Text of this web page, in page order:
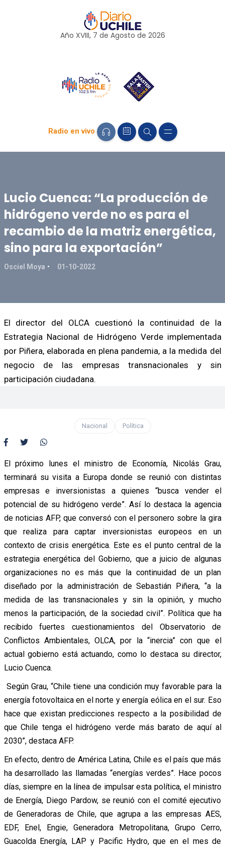
Año XVIII, 7 de Agosto de 2026
Radio en vivo
Lucio Cuenca: “La producción de
hidrógeno verde no es para el
recambio de la matriz energética,
sino para la exportación”
Osciel Moya 01-10-2022
El director del OLCA cuestionó la continuidad de la
Estrategia Nacional de Hidrógeno Verde implementada
por Piñera, elaborada en plena pandemia, a la medida del
negocio de las empresas transnacionales y sin
participación ciudadana.
Nacional Política
El próximo lunes el ministro de Economía, Nicolás Grau,
terminará su visita a Europa donde se reunió con distintas
empresas e inversionistas a quienes “busca vender el
potencial de su hidrógeno verde”. Así lo destaca la agencia
de noticias AFP, que conversó con el personero sobre la gira
que realiza para captar inversionistas europeos en un
contexto de crisis energética. Este es el punto central de la
estrategia energética del Gobierno, que a juicio de algunas
organizaciones no es más que la continuidad de un plan
diseñado por la administración de Sebastián Piñera, “a la
medida de las transnacionales y sin la opinión, y mucho
menos la participación, de la sociedad civil”. Política que ha
recibido fuertes cuestionamientos del Observatorio de
Conflictos Ambientales, OLCA, por la “inercia” con que el
actual gobierno está actuando, como lo destaca su director,
Lucio Cuenca.
Según Grau, “Chile tiene una condición muy favorable para la
energía fotovoltaica en el norte y energía eólica en el sur. Eso
hace que existan predicciones respecto a la posibilidad de
que Chile tenga el hidrógeno verde más barato de aquí al
2030”, destaca AFP.
En efecto, dentro de América Latina, Chile es el país que más
ha desarrollado las llamadas “energías verdes”. Hace pocos
días, siempre en la línea de impulsar esta política, el ministro
de Energía, Diego Pardow, se reunió con el comité ejecutivo
de Generadoras de Chile, que agrupa a las empresas AES,
EDF, Enel, Engie, Generadora Metropolitana, Grupo Cerro,
Guacolda Energía, LAP y Pacific Hydro, que en el mes de